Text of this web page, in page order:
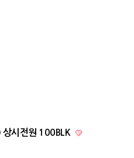
시전원 100BLK